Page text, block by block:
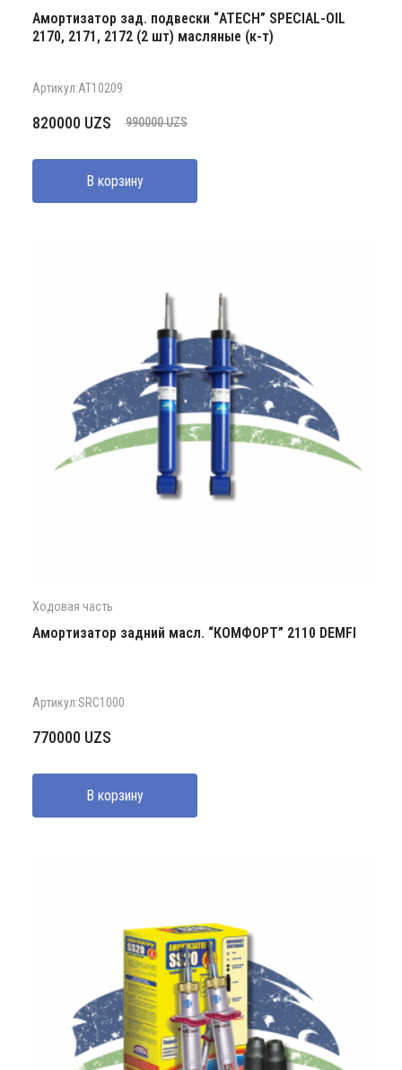
Амортизатор зад. подвески “ATECH” SPECIAL-OIL
2170, 2171, 2172 (2 шт) масляные (к-т)
Артикул:AT10209
990000UZS
Первоначальная
составляла
990000 UZS.
820000 UZS
Текущая
820000 UZS.
В корзину
Ходовая часть
Амортизатор задний масл. “КОМФОРТ” 2110 DEMFI
Артикул:SRC1000
770000 UZS
В корзину